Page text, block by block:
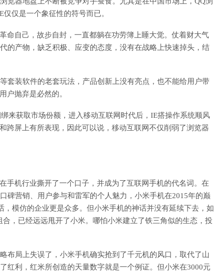
仅是一个象征性的符号而已。
命自己，故步自封，一直都躺在功劳簿上睡大觉。仗着财大气
的产物，缺乏积极、应变的态度，没有在战略上快速掉头，结
套装软件的老套玩法，产品创新上没有亮点，也不能给用户带
户抛弃是必然的。
来获取市场份额，进入移动互联网时代后，IE搭操作系统顺风
跨屏上有所表现，因此可以说，移动互联网不仅削弱了浏览器
手机行业撕开了一个口子，并成为了互联网手机的代名词。在
碑营销、用户参与和雷军的个人魅力，小米手机在2015年的巅
模仿的企业更是众多。但小米手机的神话并没有延续下去，如
，已经远远甩开了小米。哪怕小米建立了铁三角似的生态，投
布局上失误了，小米手机确实抢到了千元机的风口，取代了山
红利，红米所创造的天量数字就是一个例证。但小米在3000元